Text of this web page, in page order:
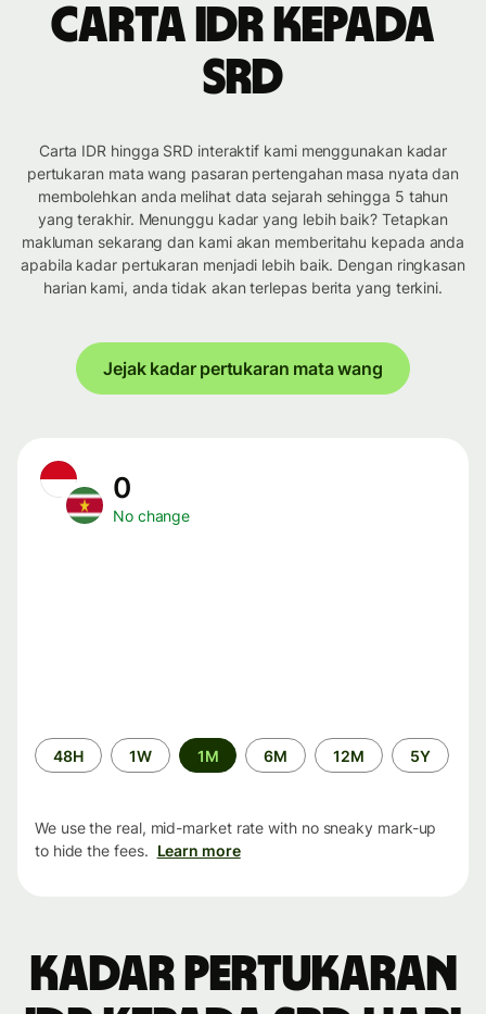
Carta IDR kepada
SRD
Carta IDR hingga SRD interaktif kami menggunakan kadar
pertukaran mata wang pasaran pertengahan masa nyata dan
membolehkan anda melihat data sejarah sehingga 5 tahun
yang terakhir. Menunggu kadar yang lebih baik? Tetapkan
makluman sekarang dan kami akan memberitahu kepada anda
apabila kadar pertukaran menjadi lebih baik. Dengan ringkasan
harian kami, anda tidak akan terlepas berita yang terkini.
Jejak kadar pertukaran mata wang
0
No change
Time
period
48H 1W 1M 6M 12M 5Y
We use the real, mid-market rate with no sneaky mark-up
to hide the fees. Learn more
Kadar pertukaran